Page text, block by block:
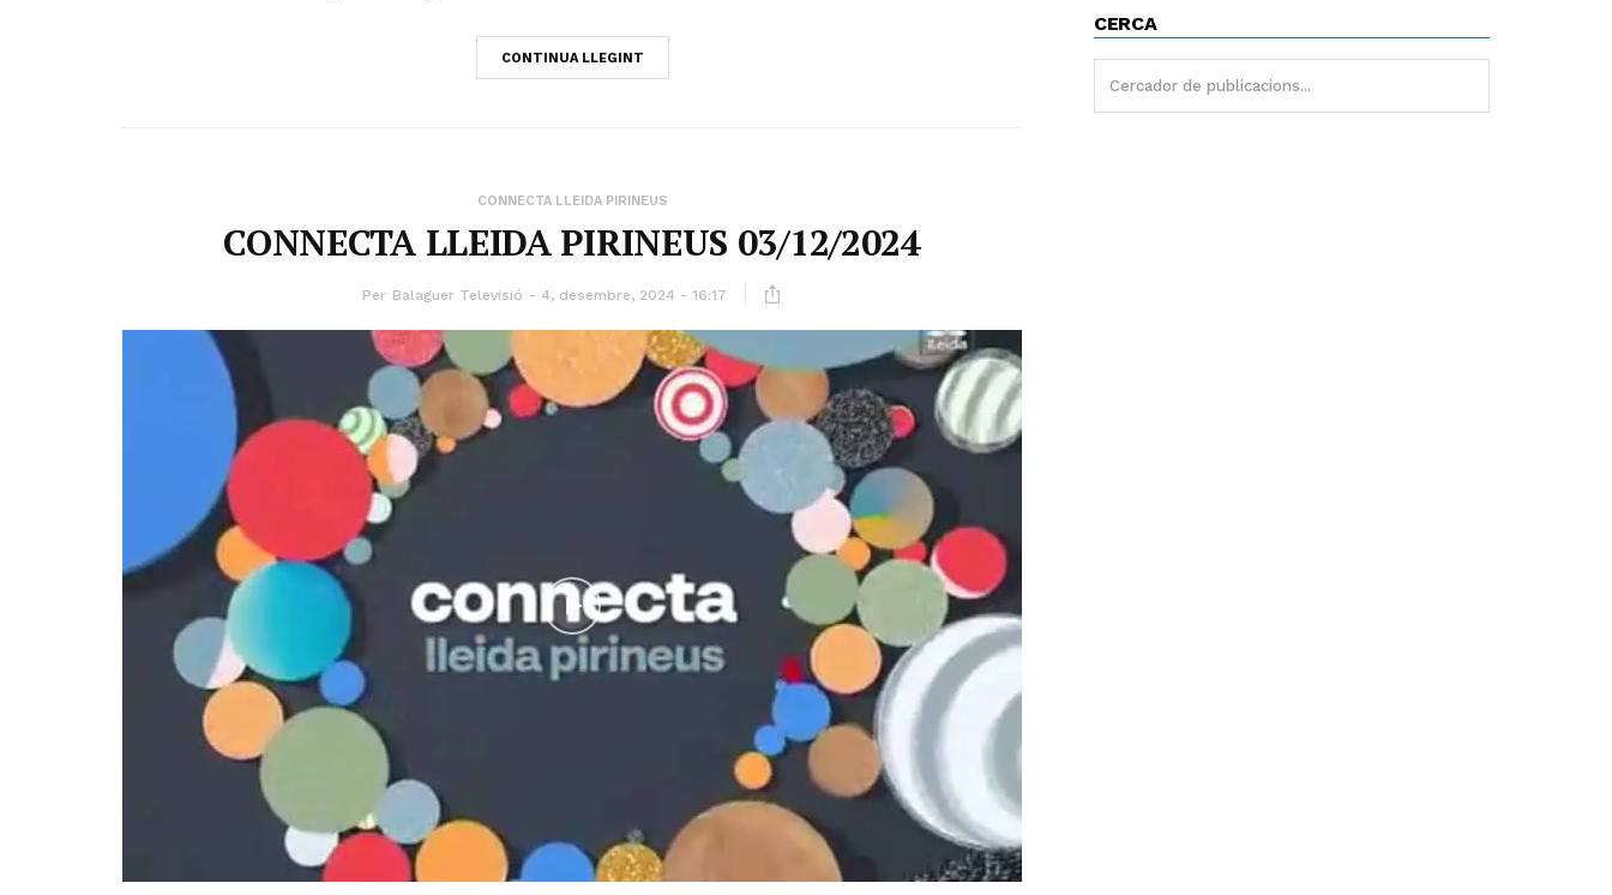
CONTINUA LLEGINT
CONNECTA LLEIDA PIRINEUS
CONNECTA LLEIDA PIRINEUS 03/12/2024
Per Balaguer Televisió 4, desembre, 2024 - 16:17
CERCA